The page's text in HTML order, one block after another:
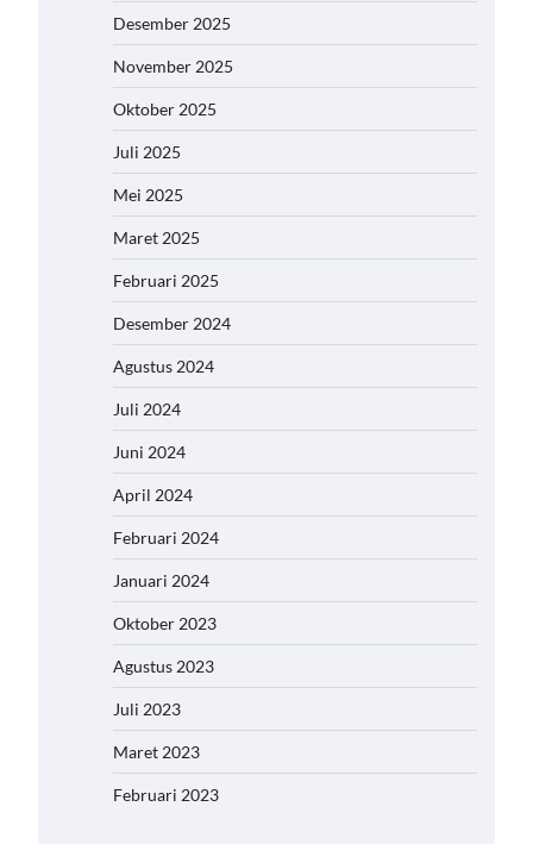
Desember 2025
November 2025
Oktober 2025
Juli 2025
Mei 2025
Maret 2025
Februari 2025
Desember 2024
Agustus 2024
Juli 2024
Juni 2024
April 2024
Februari 2024
Januari 2024
Oktober 2023
Agustus 2023
Juli 2023
Maret 2023
Februari 2023